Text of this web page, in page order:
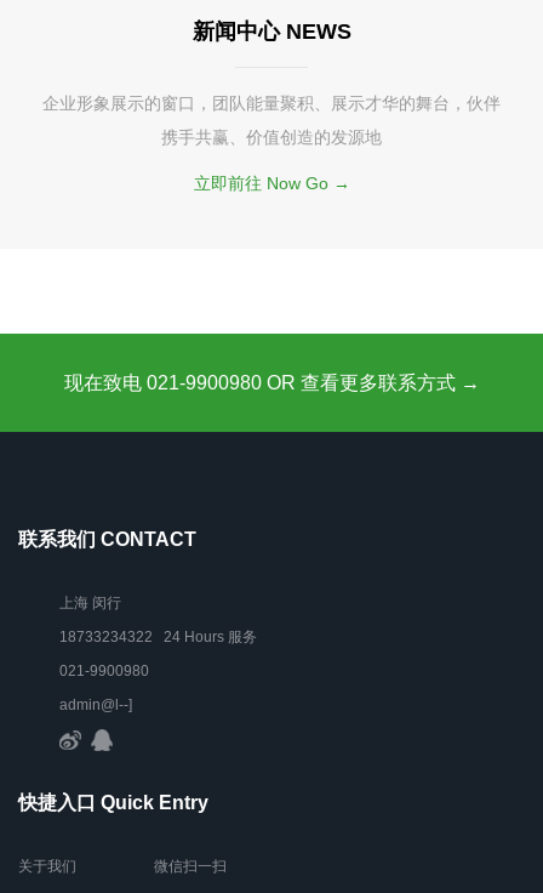
新闻中心 NEWS
企业形象展示的窗口，团队能量聚积、展示才华的舞台，伙伴
携手共赢、价值创造的发源地
立即前往 Now Go →
现在致电 021-9900980 OR 查看更多联系方式 →
联系我们 CONTACT
上海 闵行
18733234322 24 Hours 服务
021-9900980
admin@l--]
快捷入口 Quick Entry
关于我们
微信扫一扫